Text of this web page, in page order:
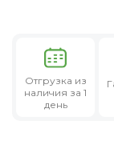
Отгрузка из
наличия за 1
день